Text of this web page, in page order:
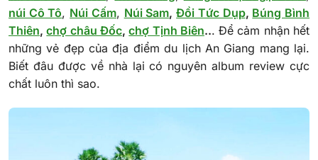
núi Cô Tô, Núi Cấm, Núi Sam,Đồi Tức Dụp, Búng Bình
Thiên,chợ châu Đốc,chợ Tịnh Biên... Để cảm nhận hết
những vẻ đẹp của địa điểm du lịch An Giang mang lại.
Biết đâu được về nhà lại có nguyên album review cực
chất luôn thì sao.